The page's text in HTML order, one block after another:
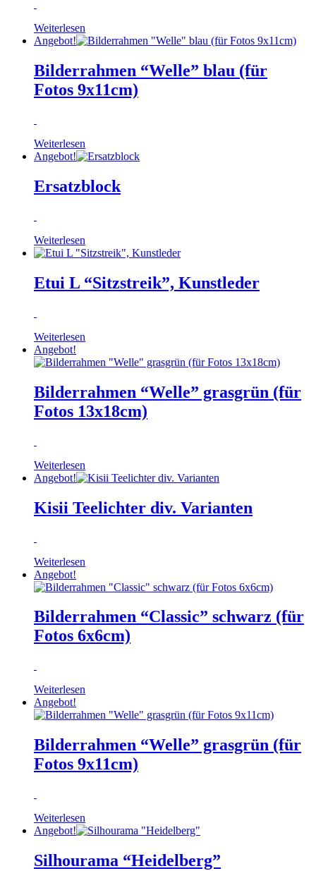
Weiterlesen
Angebot!
Bilderrahmen “Welle” blau (für
Fotos 9x11cm)
Weiterlesen
Angebot!
Ersatzblock
Weiterlesen
Etui L “Sitzstreik”, Kunstleder
Weiterlesen
Angebot!
Bilderrahmen “Welle” grasgrün (für
Fotos 13x18cm)
Weiterlesen
Angebot!
Kisii Teelichter div. Varianten
Weiterlesen
Angebot!
Bilderrahmen “Classic” schwarz (für
Fotos 6x6cm)
Weiterlesen
Angebot!
Bilderrahmen “Welle” grasgrün (für
Fotos 9x11cm)
Weiterlesen
Angebot!
Silhourama “Heidelberg”